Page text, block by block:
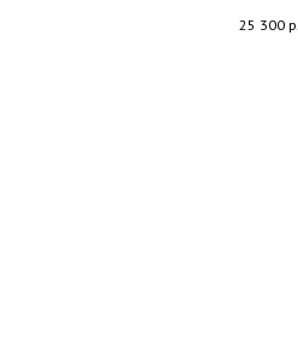
25 300 р.